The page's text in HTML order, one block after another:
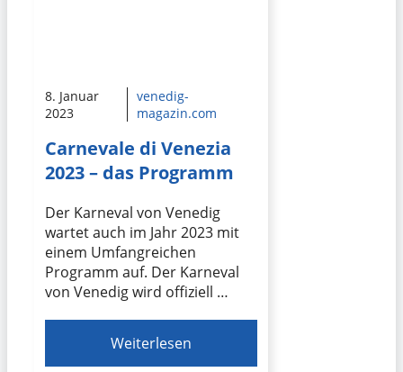
8. Januar
2023
venedig-
magazin.com
Carnevale di Venezia
2023 – das Programm
Der Karneval von Venedig
wartet auch im Jahr 2023 mit
einem Umfangreichen
Programm auf. Der Karneval
von Venedig wird offiziell …
Weiterlesen